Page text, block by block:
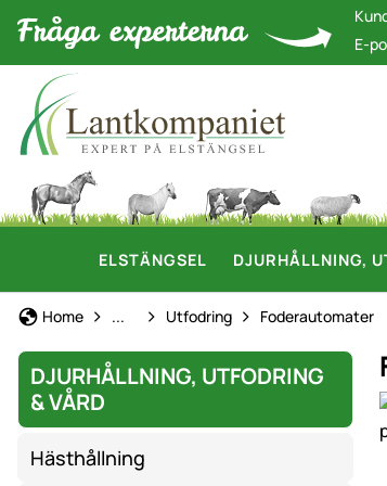
E-
ELSTÄNGSEL DJURHÅLLNING,
Home Hönshållning
... Utfodring Foderautomater
DJURHÅLLNING, UTFODRING
& VÅRD
Hästhållning